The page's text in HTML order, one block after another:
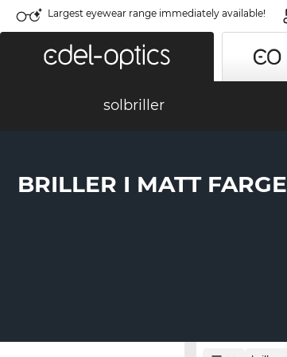
Largest eyewear range immediately available!
solbriller
BRILLER I MATT FARGE